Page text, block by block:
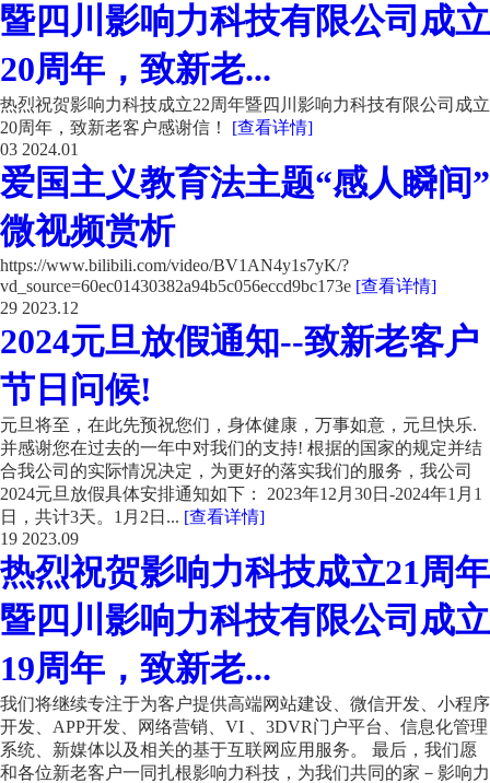
暨四川影响力科技有限公司成立
20周年，致新老...
热烈祝贺影响力科技成立22周年暨四川影响力科技有限公司成立
20周年，致新老客户感谢信！ [查看详情]
03 2024.01
爱国主义教育法主题“感人瞬间”
微视频赏析
https://www.bilibili.com/video/BV1AN4y1s7yK/?
vd_source=60ec01430382a94b5c056eccd9bc173e [查看详情]
29 2023.12
2024元旦放假通知--致新老客户
节日问候!
元旦将至，在此先预祝您们，身体健康，万事如意，元旦快乐.
并感谢您在过去的一年中对我们的支持! 根据的国家的规定并结
合我公司的实际情况决定，为更好的落实我们的服务，我公司
2024元旦放假具体安排通知如下： 2023年12月30日-2024年1月1
日，共计3天。1月2日... [查看详情]
19 2023.09
热烈祝贺影响力科技成立21周年
暨四川影响力科技有限公司成立
19周年，致新老...
我们将继续专注于为客户提供高端网站建设、微信开发、小程序
开发、APP开发、网络营销、VI 、3DVR门户平台、信息化管理
系统、新媒体以及相关的基于互联网应用服务。 最后，我们愿
和各位新老客户一同扎根影响力科技，为我们共同的家－影响力